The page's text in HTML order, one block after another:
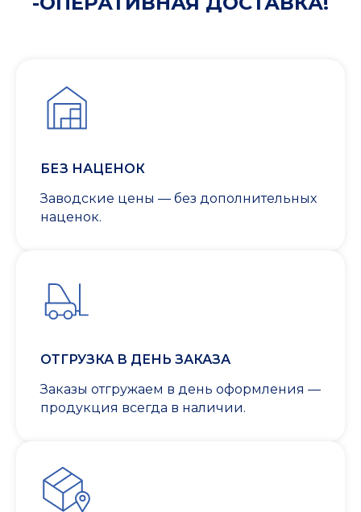
БЕЗ НАЦЕНОК
Заводские цены — без дополнительных
наценок.
ОТГРУЗКА В ДЕНЬ ЗАКАЗА
Заказы отгружаем в день оформления —
продукция всегда в наличии.